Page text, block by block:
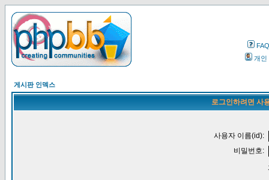
FAQ
개인
게시판 인덱스
로그인하려면 사
사용자 이름(id):
비밀번호: